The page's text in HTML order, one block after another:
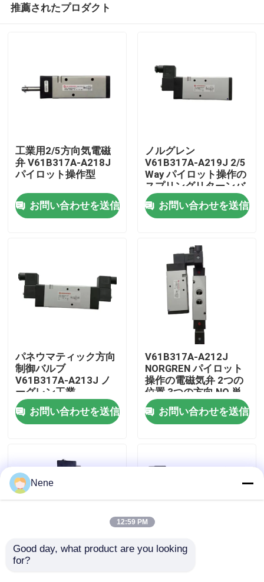
製品
わたしたち に つい て
工場ツアー
品質管理
連絡 ください
ニュース
推薦されたプロダクト
工業用2/5方向気電磁
弁 V61B317A-A218J
パイロット操作型
お問い合わせを送信
ノルグレン
V61B317A-A219J 2/5
Way パイロット操作の
スプリングリターンバ
ルブ
お問い合わせを送信
パネウマティック方向
制御バルブ
V61B317A-A213J ノ
ーグレン工業
お問い合わせを送信
V61B317A-A212J
NORGREN パイロット
操作の電磁気弁 2つの
位置 3つの方向 NO 単
一の電子制御
お問い合わせを送信
V61B317A-A213J 空
Nene
12:59 PM
Good day, what product are you looking
for?